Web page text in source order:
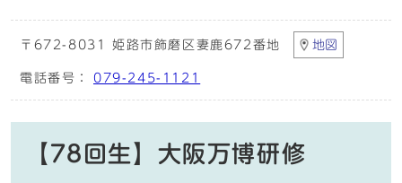
〒672-8031 姫路市飾磨区妻鹿672番地 地図
電話番号： 079-245-1121
【78回生】大阪万博研修